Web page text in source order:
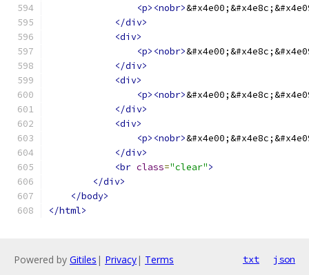
<p><nobr>
</div>
<div>
<p><nobr>
</div>
<div>
<p><nobr>
</div>
<div>
<p><nobr>
</div>
<br class="clear">
</div>
</body>
</html>
Powered by Gitiles | Privacy| Terms txt json